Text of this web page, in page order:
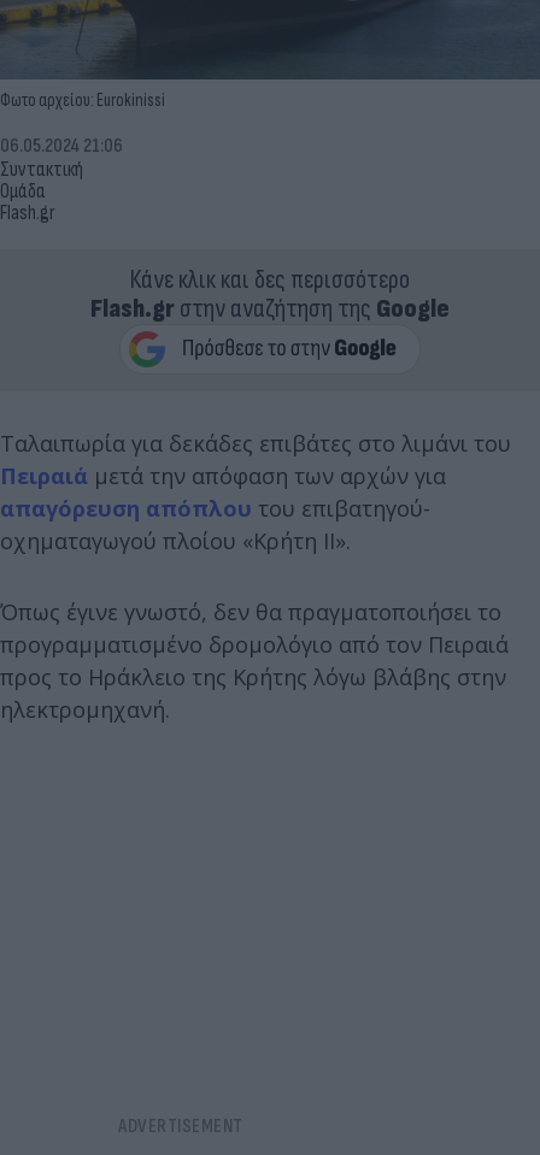
Φωτο αρχείου: Eurokinissi
Συντακτική
Ομάδα
Flash.gr
06.05.2024 21:06
Κάνε κλικ και δες περισσότερο
Flash.grστην αναζήτηση της Google
Ταλαιπωρία για δεκάδες επιβάτες στο λιμάνι του
Πειραιά μετά την απόφαση των αρχών για
απαγόρευση απόπλου του επιβατηγού-
οχηματαγωγού πλοίου «Κρήτη ΙΙ».
Όπως έγινε γνωστό, δεν θα πραγματοποιήσει το
προγραμματισμένο δρομολόγιο από τον Πειραιά
προς το Ηράκλειο της Κρήτης λόγω βλάβης στην
ηλεκτρομηχανή.